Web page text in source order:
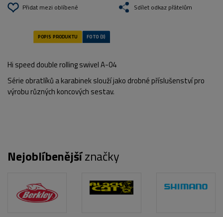
Přidat mezi oblíbené Sdílet odkaz přátelům
POPIS PRODUKTU FOTO (3)
Hi speed double rolling swivel A-04
Série obratlíků a karabinek slouží jako drobné příslušenství pro
výrobu různých koncových sestav.
Nejoblíbenějšíznačky